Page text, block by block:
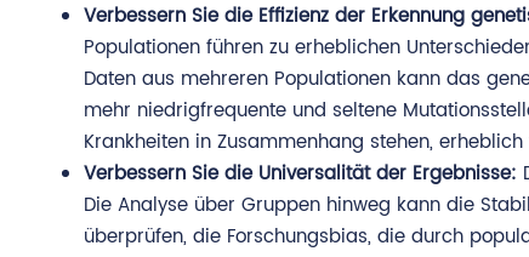
Verbessern Sie die Effizienz der Erkennung
Populationen führen zu erheblichen
Daten aus mehreren Populationen kann das
mehr niedrigfrequente und seltene
Krankheiten in Zusammenhang stehen,
Verbessern Sie die Universalität der Ergebnisse:
Die Analyse über Gruppen hinweg kann die
überprüfen, die Forschungsbias, die durch